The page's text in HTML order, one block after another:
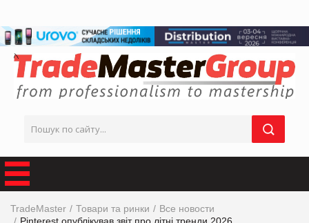
TradeMaster Товари та ринки
Все новости
Pinterest опублікував звіт про літні тренди 2026